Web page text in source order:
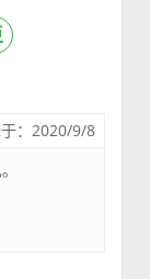
：2020/9/8